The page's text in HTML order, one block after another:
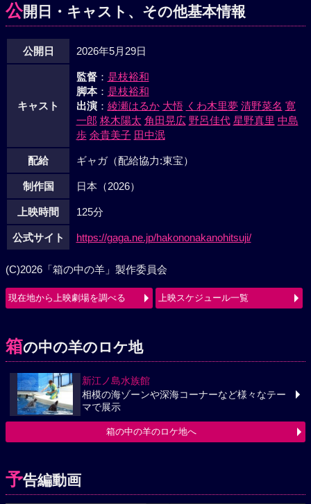
公開日・キャスト、その他基本情報
公開日 2026年5月29日
キャスト
監督： 是枝裕和
脚本： 是枝裕和
出演： 綾瀬はるか 大悟 くわ木里夢 清野菜名 寛
一郎 柊木陽太 角田晃広 野呂佳代 星野真里 中島
歩 余貴美子 田中泯
配給 ギャガ（配給協力:東宝）
制作国 日本（2026）
上映時間 125分
公式サイト https://gaga.ne.jp/hakononakanohitsuji/
(C)2026「箱の中の羊」製作委員会
現在地から上映劇場を調べる 上映スケジュール一覧
箱の中の羊のロケ地
新江ノ島水族館
相模の海ゾーンや深海コーナーなど様々なテー
マで展示
箱の中の羊のロケ地へ
予告編動画